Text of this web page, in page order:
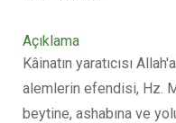
Açıklama
Kâinatın yaratıcısı
alemlerin efendisi, Hz.
beytine, ashabına ve